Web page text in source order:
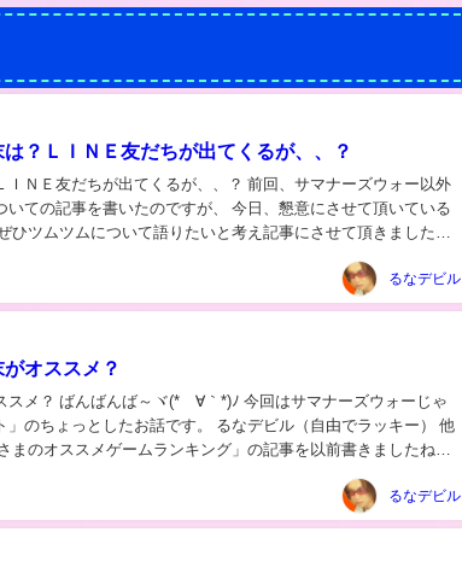
は？ＬＩＮＥ友だちが出てくるが、、？
出てくるが、、？ 前回、サマナーズウォー以外
いての記事を書いたのですが、 今日、懇意にさせて頂いている
ひツムツムについて語りたいと考え記事にさせて頂きました★
るなデビル
オススメ？
ナーズウォーじゃ
話です。 るなデビル（自由でラッキー） 他
まのオススメゲームランキング」の記事を以前書きましたね★
るなデビル